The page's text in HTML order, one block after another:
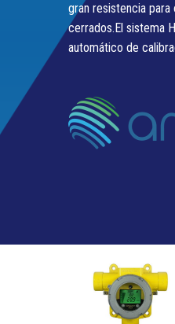
gran resistencia
cerrados.El sistema
automático de